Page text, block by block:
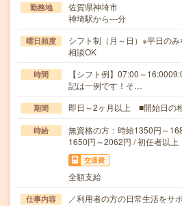
勤務地
佐賀県神埼市
神埼駅から---分
曜日頻度
シフト制（月～日）※平日の
相談OK
時間
【シフト例】07:00～
記は一例です！そ…
期間 即日～2ヶ月以上 ■開始日の
時給
無資格の方：時給1350円～
1650円～2062円 / 初任者以
交通費
全額支給
仕事内容
／利用者の方の日常生活を